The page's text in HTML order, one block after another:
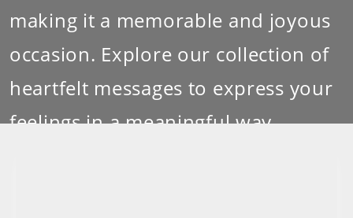
making it a memorable and joyous
occasion. Explore our collection of
heartfelt messages to express your
feelings in a meaningful way.